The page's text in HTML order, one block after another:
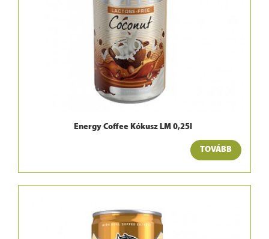
Energy Coffee Kókusz LM 0,25l
TOVÁBB